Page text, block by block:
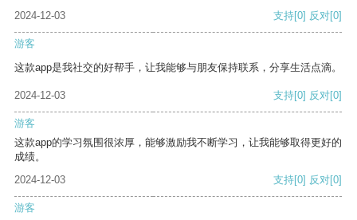
2024-12-03
支持[0] 反对[0]
游客
这款app是我社交的好帮手，让我能够与朋友保持联系，分享生活点滴。
2024-12-03 支持[0] 反对[0]
游客
这款app的学习氛围很浓厚，能够激励我不断学习，让我能够取得更好的
成绩。
2024-12-03
支持[0] 反对[0]
游客